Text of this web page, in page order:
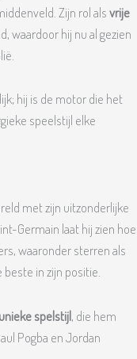
Zijn rol alsvrije
waardoor hij nu al gezien
hij is de motor die het
speelstijl elke
met zijn uitzonderlijke
Germain laat hij zien hoe
waaronder sterren als
in zijn positie.
unieke spelstijl, die hem
Pogba en Jordan